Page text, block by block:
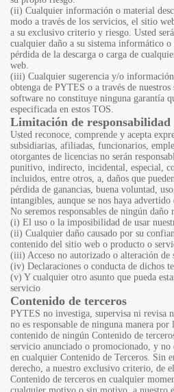
(ii) Cualquier información o material
modo a través de los servicios, el sitio
a su exclusivo criterio y riesgo. Usted
cualquier daño a su sistema informático
pérdida de la descarga o carga de
web.
(iii) Cualquier sugerencia y/o
obtenga de PYTES o a través de
software no constituye ninguna garantía
especificada en estos TOS.
Limitación de responsabilidad
Usted reconoce, comprende y acepta
subsidiarias, afiliadas, funcionarios,
otorgantes de licencias no serán
punitivo, indirecto, incidental, especial,
incluidos, entre otros, a, daños que
pérdida de ganancias, buena voluntad,
intangibles, aunque se nos haya
No seremos responsables de ningún daño
(i) El uso o la imposibilidad de usar
(ii) Cualquier daño causado por su
contenido del sitio web o producto o
(iii) Acceso no autorizado o alteración de
(iv) Declaraciones o conducta de dichos
(v) Y cualquier otro asunto que pueda
servicio
Contenido de terceros
PYTES no investiga, supervisa ni revisa
no es responsable de ninguna manera
contenido de ningún Contenido de
servicio anunciado o promocionado, y no
en cualquier Contenido de Terceros. Sin
derecho, a nuestro exclusivo criterio, de
Contenido de terceros en cualquier